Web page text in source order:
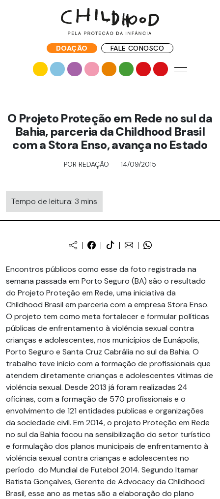
DOAÇÃO FALE CONOSCO
O Projeto Proteção em Rede no sul da
Bahia, parceria da Childhood Brasil
com a Stora Enso, avança no Estado
POR REDAÇÃO 14/09/2015
Tempo de leitura: 3 mins
Encontros públicos como esse da foto registrada na
semana passada em Porto Seguro (BA) são o resultado
do Projeto Proteção em Rede, uma iniciativa da
Childhood Brasil em parceria com a empresa Stora Enso.
O projeto tem como meta fortalecer e formular políticas
públicas de enfrentamento à violência sexual contra
crianças e adolescentes, nos municípios de Eunápolis,
Porto Seguro e Santa Cruz Cabrália no sul da Bahia. O
trabalho teve início com a formação de profissionais que
atendem diretamente crianças e adolescentes vítimas de
violência sexual. Desde 2013 já foram realizadas 24
oficinas, com a formação de 570 profissionais e o
envolvimento de 121 entidades publicas e organizações
da sociedade civil. Em 2014, o projeto Proteção em Rede
no sul da Bahia focou na sensibilização do setor turístico
e formulação dos planos municipais de enfrentamento à
violência sexual contra crianças e adolescentes no
período do Mundial de Futebol 2014. Segundo Itamar
Batista Gonçalves, Gerente de Advocacy da Childhood
Brasil, esse ano as metas são a elaboração do plano